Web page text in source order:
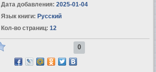
Дата добавления: 2025-01-04
Язык книги: Русский
Кол-во страниц: 12
0